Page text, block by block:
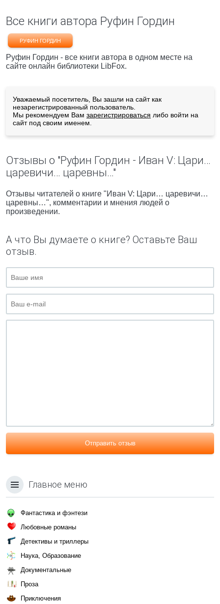
Все книги автора Руфин Гордин
РУФИН ГОРДИН
Руфин Гордин - все книги автора в одном месте на
сайте онлайн библиотеки LibFox.
Уважаемый посетитель, Вы зашли на сайт как
незарегистрированный пользователь.
Мы рекомендуем Вам зарегистрироваться либо войти на
сайт под своим именем.
Отзывы о "Руфин Гордин - Иван V: Цари…
царевичи… царевны…"
Отзывы читателей о книге "Иван V: Цари… царевичи…
царевны…", комментарии и мнения людей о
произведении.
А что Вы думаете о книге? Оставьте Ваш
отзыв.
Отправить отзыв
Главное меню
Фантастика и фэнтези
Любовные романы
Детективы и триллеры
Наука, Образование
Документальные
Проза
Приключения